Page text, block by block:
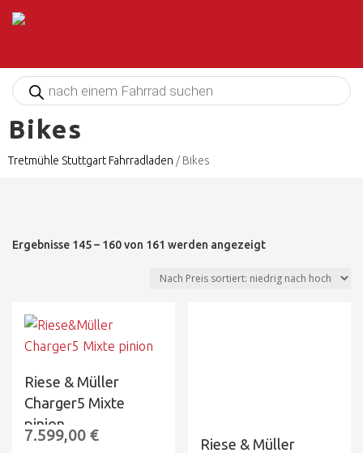
Products
search
Bikes
Tretmühle Stuttgart Fahrradladen / Bikes
Ergebnisse 145 – 160 von 161 werden angezeigt
Riese & Müller
Charger5 Mixte
pinion
7.599,00 €
Riese & Müller